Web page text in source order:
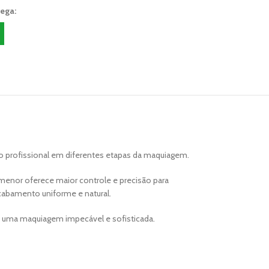
em diferentes etapas da maquiagem.
oferece maior controle e precisão para
uniforme e natural.
maquiagem impecável e sofisticada.